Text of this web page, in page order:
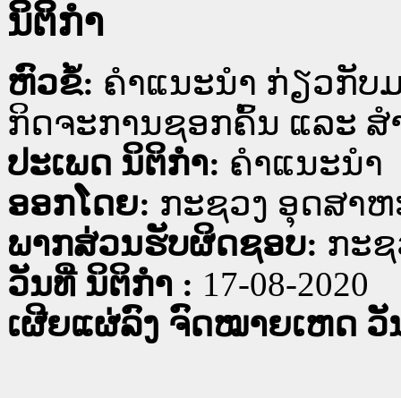
ນິຕິກໍາ
ຫົວຂໍ້: ຄໍາແນະນໍາ ກ່ຽວກັບ
ກິດຈະການຊອກຄົ້ນ ແລະ
ປະເພດ ນິຕິກໍາ: ຄໍາແນະນໍາ
ອອກໂດຍ: ກະຊວງ ອຸດສາ
ພາກສ່ວນຮັບຜິດຊອບ: ກະ
ວັນທີ່ ນິຕິກໍາ : 17-08-2020
ເຜີຍແຜ່ລົງ ຈົດໝາຍເຫດ ວັ